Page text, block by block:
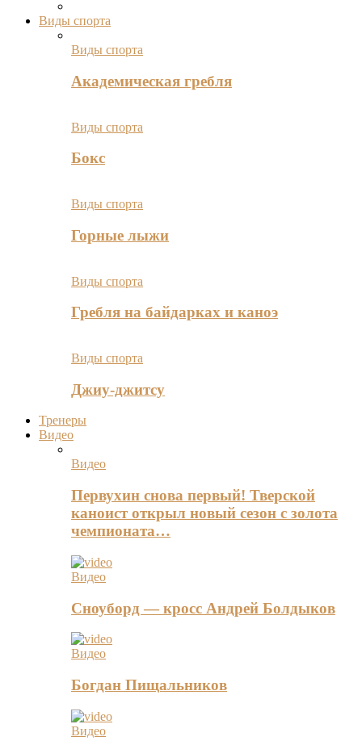
Виды спорта
Виды спорта
Академическая гребля
Виды спорта
Бокс
Виды спорта
Горные лыжи
Виды спорта
Гребля на байдарках и каноэ
Виды спорта
Джиу-джитсу
Тренеры
Видео
Видео
Первухин снова первый! Тверской
каноист открыл новый сезон с золота
чемпионата…
Видео
Сноуборд — кросс Андрей Болдыков
Видео
Богдан Пищальников
Видео